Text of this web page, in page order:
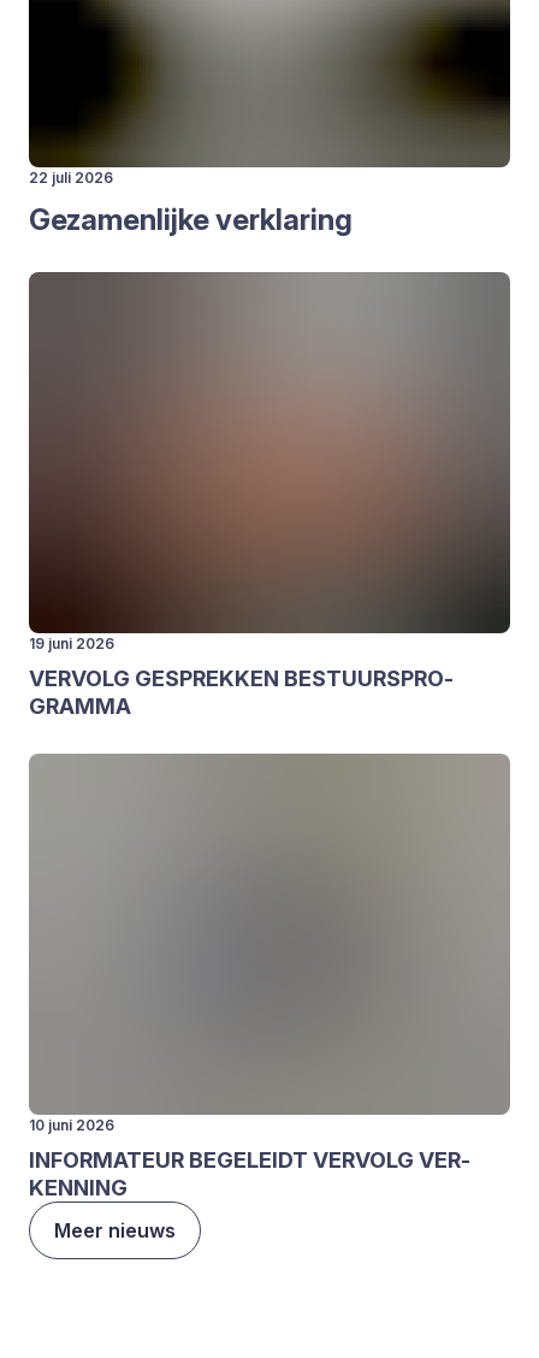
22 juli 2026
Geza­men­lij­ke ver­kla­ring
19 juni 2026
VER­VOLG GESPREK­KEN BESTUURS­PRO­
GRAM­MA
10 juni 2026
INFOR­MA­TEUR BEGE­LEIDT VER­VOLG VER­
KEN­NING
Meer nieuws